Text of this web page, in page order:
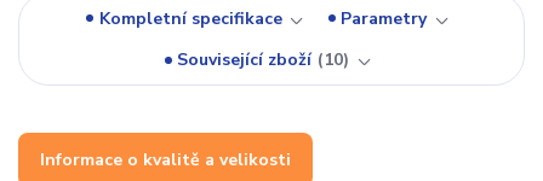
Kompletní specifikace
Parametry
Související zboží
10
Informace o kvalitě a velikosti